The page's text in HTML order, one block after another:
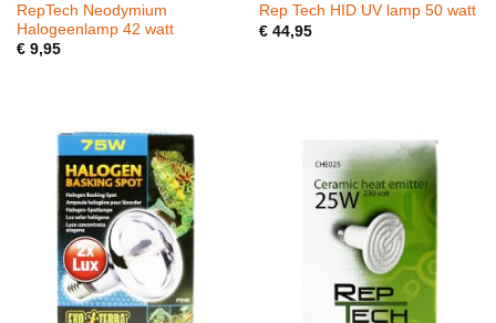
RepTech Neodymium
Halogeenlamp 42 watt
€9,95
Rep Tech HID UV lamp 50 watt
€44,95